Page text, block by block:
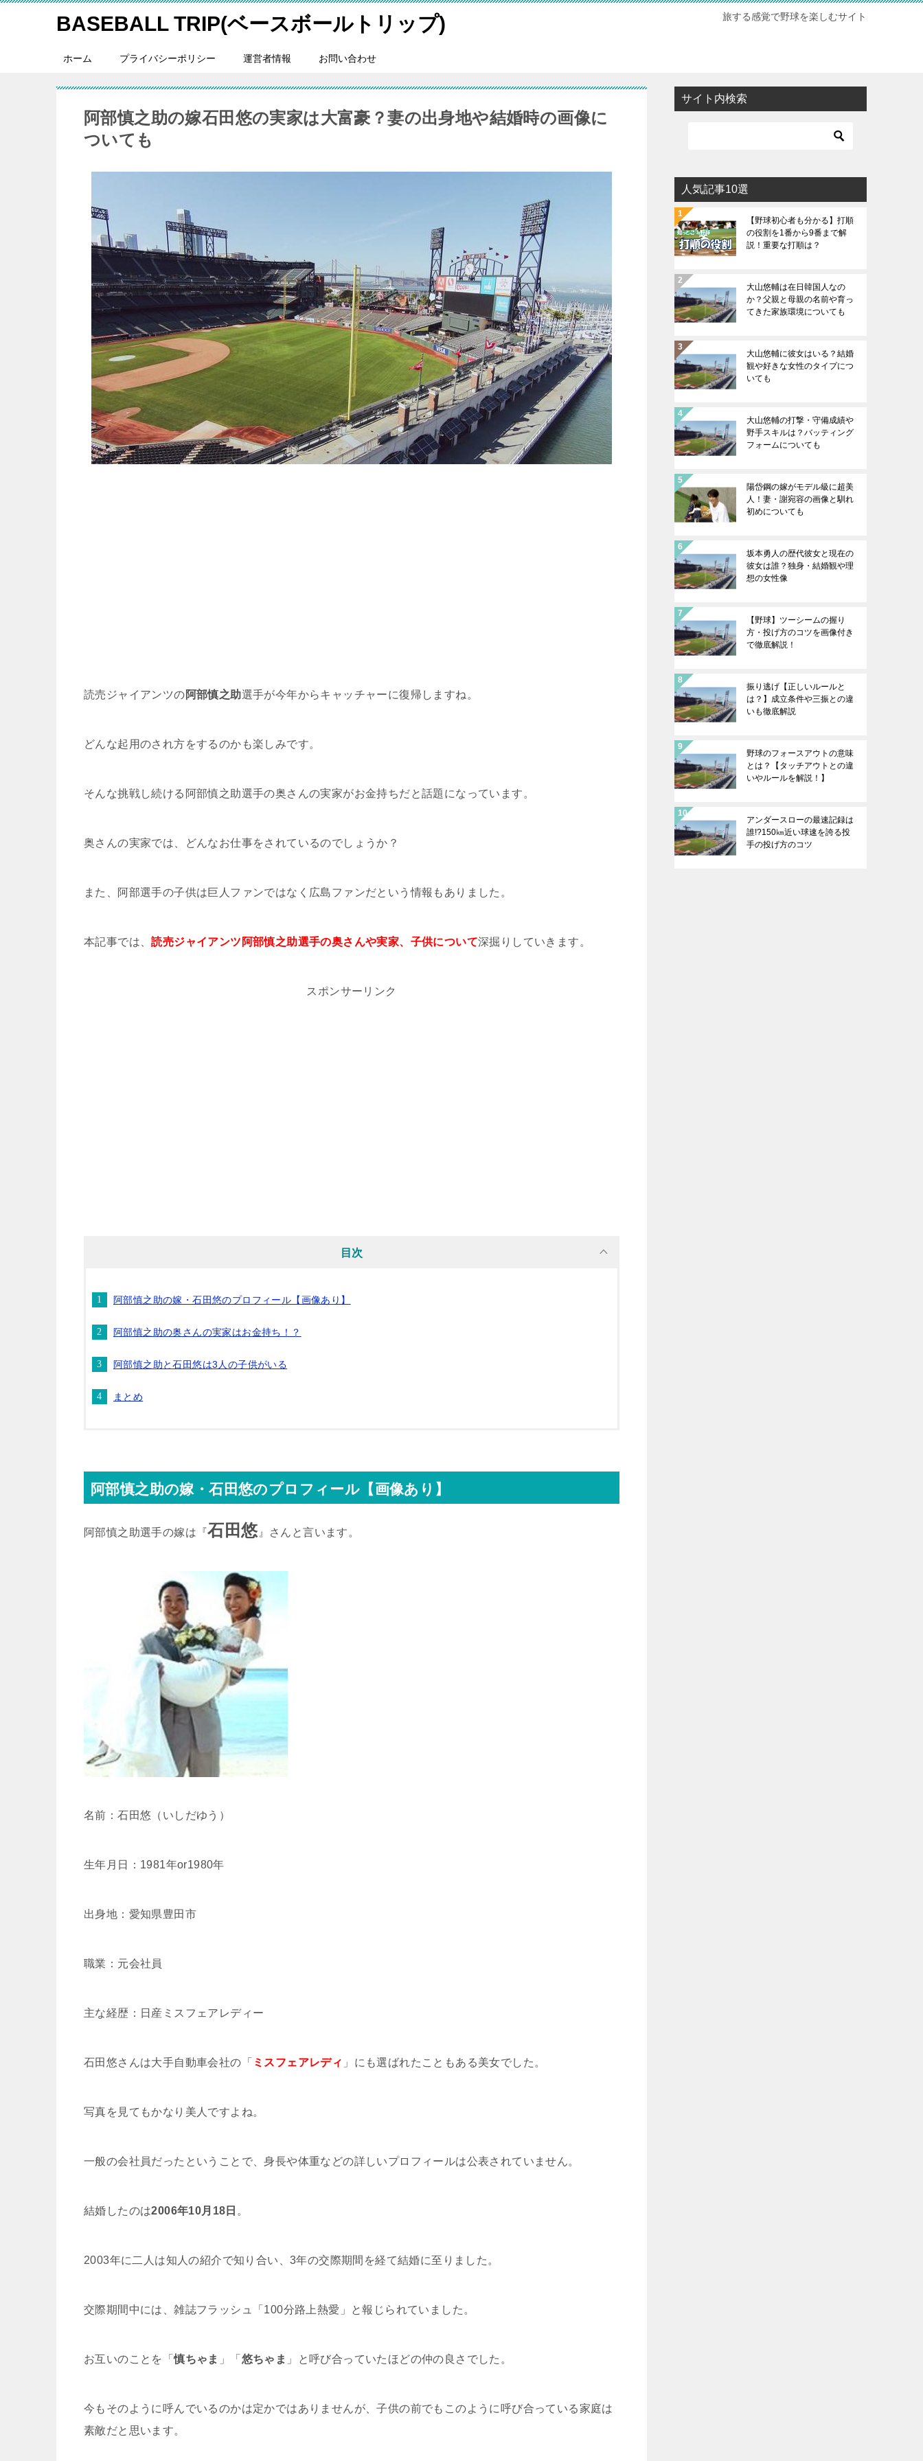
BASEBALL TRIP(ベースボールトリップ) 旅する感覚で野球を楽しむサイト
ホーム プライバシーポリシー 運営者情報 お問い合わせ
阿部慎之助の嫁石田悠の実家は大富豪？妻の出身地や結婚時の画像に
ついても
読売ジャイアンツの阿部慎之助選手が今年からキャッチャーに復帰しますね。
どんな起用のされ方をするのかも楽しみです。
そんな挑戦し続ける阿部慎之助選手の奥さんの実家がお金持ちだと話題になっています。
奥さんの実家では、どんなお仕事をされているのでしょうか？
また、阿部選手の子供は巨人ファンではなく広島ファンだという情報もありました。
本記事では、読売ジャイアンツ阿部慎之助選手の奥さんや実家、子供について深掘りしていきます。
スポンサーリンク
目次
阿部慎之助の嫁・石田悠のプロフィール【画像あり】
阿部慎之助の奥さんの実家はお金持ち！？
阿部慎之助と石田悠は3人の子供がいる
まとめ
阿部慎之助の嫁・石田悠のプロフィール【画像あり】
阿部慎之助選手の嫁は『石田悠』さんと言います。
名前：石田悠（いしだゆう）
生年月日：1981年or1980年
出身地：愛知県豊田市
職業：元会社員
主な経歴：日産ミスフェアレディー
石田悠さんは大手自動車会社の「 ミスフェアレディ 」にも選ばれたこともある美女でした。
写真を見てもかなり美人ですよね。
一般の会社員だったということで、身長や体重などの詳しいプロフィールは公表されていません。
結婚したのは2006年10月18日 。
2003年に二人は知人の紹介で知り合い、3年の交際期間を経て結婚に至りました。
交際期間中には、雑誌フラッシュ「100分路上熱愛」と報じられていました。
お互いのことを「慎ちゃま 」「 悠ちゃま 」と呼び合っていたほどの仲の良さでした。
今もそのように呼んでいるのかは定かではありませんが、子供の前でもこのように呼び合っている家庭は
素敵だと思います。
サイト内検索
人気記事10選
【野球初心者も分かる】打順
の役割を1番から9番まで解
説！重要な打順は？
大山悠輔は在日韓国人なの
か？父親と母親の名前や育っ
てきた家族環境についても
大山悠輔に彼女はいる？結婚
観や好きな女性のタイプにつ
いても
大山悠輔の打撃・守備成績や
野手スキルは？バッティング
フォームについても
陽岱鋼の嫁がモデル級に超美
人！妻・謝宛容の画像と馴れ
初めについても
坂本勇人の歴代彼女と現在の
彼女は誰？独身・結婚観や理
想の女性像
【野球】ツーシームの握り
方・投げ方のコツを画像付き
で徹底解説！
振り逃げ【正しいルールと
は？】成立条件や三振との違
いも徹底解説
野球のフォースアウトの意味
とは？【タッチアウトとの違
いやルールを解説！】
アンダースローの最速記録は
誰!?150㎞近い球速を誇る投
手の投げ方のコツ